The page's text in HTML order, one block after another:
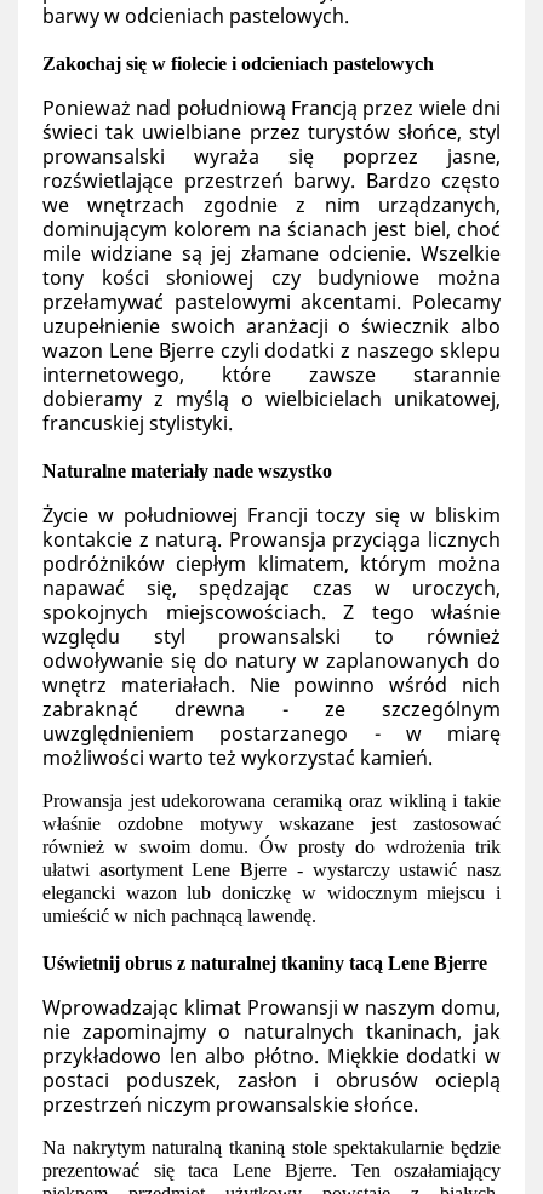
barwy w odcieniach pastelowych.
Zakochaj się w fiolecie i odcieniach pastelowych
Ponieważ nad południową Francją przez wiele dni
świeci tak uwielbiane przez turystów słońce, styl
prowansalski wyraża się poprzez jasne,
rozświetlające przestrzeń barwy. Bardzo często
we wnętrzach zgodnie z nim urządzanych,
dominującym kolorem na ścianach jest biel, choć
mile widziane są jej złamane odcienie. Wszelkie
tony kości słoniowej czy budyniowe można
przełamywać pastelowymi akcentami. Polecamy
uzupełnienie swoich aranżacji o świecznik albo
wazon Lene Bjerre czyli dodatki z naszego sklepu
internetowego, które zawsze starannie
dobieramy z myślą o wielbicielach unikatowej,
francuskiej stylistyki.
Naturalne materiały nade wszystko
Życie w południowej Francji toczy się w bliskim
kontakcie z naturą. Prowansja przyciąga licznych
podróżników ciepłym klimatem, którym można
napawać się, spędzając czas w uroczych,
spokojnych miejscowościach. Z tego właśnie
względu styl prowansalski to również
odwoływanie się do natury w zaplanowanych do
wnętrz materiałach. Nie powinno wśród nich
zabraknąć drewna - ze szczególnym
uwzględnieniem postarzanego - w miarę
możliwości warto też wykorzystać kamień.
Prowansja jest udekorowana ceramiką oraz wikliną i takie
właśnie ozdobne motywy wskazane jest zastosować
również w swoim domu. Ów prosty do wdrożenia trik
ułatwi asortyment Lene Bjerre - wystarczy ustawić nasz
elegancki wazon lub doniczkę w widocznym miejscu i
umieścić w nich pachnącą lawendę.
Uświetnij obrus z naturalnej tkaniny tacą Lene Bjerre
Wprowadzając klimat Prowansji w naszym domu,
nie zapominajmy o naturalnych tkaninach, jak
przykładowo len albo płótno. Miękkie dodatki w
postaci poduszek, zasłon i obrusów ocieplą
przestrzeń niczym prowansalskie słońce.
Na nakrytym naturalną tkaniną stole spektakularnie będzie
prezentować się taca Lene Bjerre. Ten oszałamiający